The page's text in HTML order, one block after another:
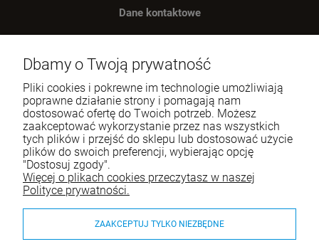
Dane kontaktowe
ul. Wręczycka 268
42-202 Częstochowa
NIP: 9492236947
Tel.:
795-760-030
E-mail: sklep@itali.pl
Pomoc
Moje konto
Dbamy o Twoją prywatność
Pliki cookies i pokrewne im technologie umożliwiają
poprawne działanie strony i pomagają nam
dostosować ofertę do Twoich potrzeb. Możesz
zaakceptować wykorzystanie przez nas wszystkich
tych plików i przejść do sklepu lub dostosować użycie
plików do swoich preferencji, wybierając opcję
"Dostosuj zgody".
Więcej o plikach cookies przeczytasz w naszej
Polityce prywatności.
ZAAKCEPTUJ TYLKO NIEZBĘDNE